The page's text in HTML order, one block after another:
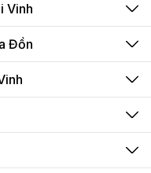
Vinh
Đồn